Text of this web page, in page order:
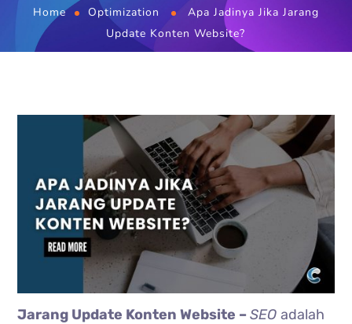
Home Optimization
Apa Jadinya Jika Jarang
Update Konten Website?
Jarang Update Konten Website –SEOadalah